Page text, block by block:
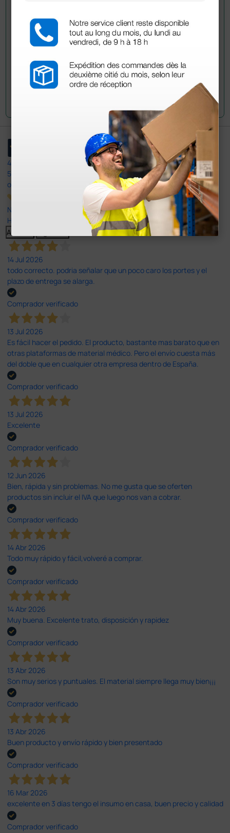
4,4
597
opiniones
Nuestras reseñas de 4 y 5 estrellas.
Haga clic aquí para leerlos todos >
Anterior
14 Jul 2026
todo correcto. podria señalar que un poco caro los portes y el
plazo de entrega se alarga.
Comprador verificado
13 Jul 2026
Es fácil hacer el pedido. El producto, bastante mas barato que en
otras plataformas de material médico. Pero el envío cuesta más
del doble que en cualquier otra empresa dentro de España.
Comprador verificado
13 Jul 2026
Excelente
Comprador verificado
12 Jun 2026
Bien, rápida y sin problemas. No me gusta que se oferten
productos sin incluir el IVA que luego nos van a cobrar.
Comprador verificado
14 Abr 2026
Todo muy rápido y fácil,volveré a comprar.
Comprador verificado
14 Abr 2026
Muy buena. Excelente trato, disposición y rapidez
Comprador verificado
13 Abr 2026
Son muy serios y puntuales. El material siempre llega muy bien¡¡¡
Comprador verificado
13 Abr 2026
Buen producto y envío rápido y bien presentado
Comprador verificado
16 Mar 2026
excelente en 3 días tengo el insumo en casa, buen precio y calidad
Comprador verificado